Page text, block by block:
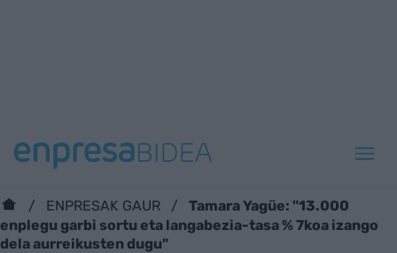
ENPRESAK GAUR
Tamara Yagüe: "13.000
enplegu garbi sortu eta langabezia-tasa % 7koa izango
dela aurreikusten dugu"